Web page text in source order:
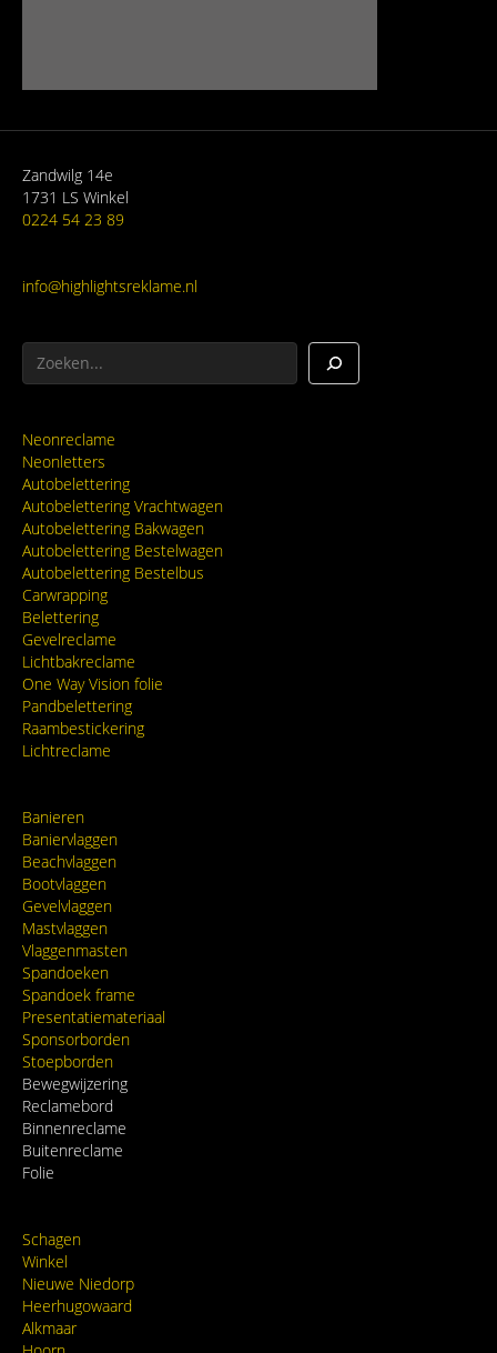
Zandwilg 14e
1731 LS Winkel
0224 54 23 89
info@highlightsreklame.nl
Zoeken
Neonreclame
Neonletters
Autobelettering
Autobelettering Vrachtwagen
Autobelettering Bakwagen
Autobelettering Bestelwagen
Autobelettering Bestelbus
Carwrapping
Belettering
Gevelreclame
Lichtbakreclame
One Way Vision folie
Pandbelettering
Raambestickering
Lichtreclame
Banieren
Baniervlaggen
Beachvlaggen
Bootvlaggen
Gevelvlaggen
Mastvlaggen
Vlaggenmasten
Spandoeken
Spandoek frame
Presentatiemateriaal
Sponsorborden
Stoepborden
Bewegwijzering
Reclamebord
Binnenreclame
Buitenreclame
Folie
Schagen
Winkel
Nieuwe Niedorp
Heerhugowaard
Alkmaar